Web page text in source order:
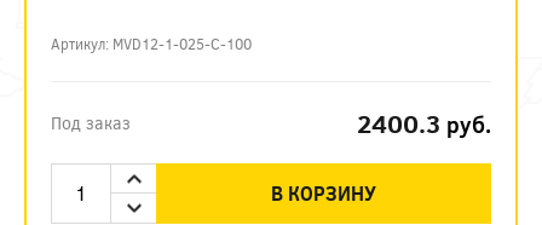
Артикул: MVD12-1-025-C-100
Под заказ 2400.3 руб.
В КОРЗИНУ